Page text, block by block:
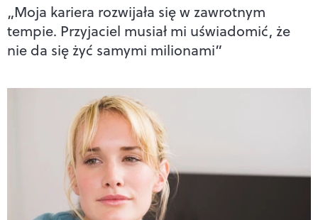
„Moja kariera rozwijała się w zawrotnym
tempie. Przyjaciel musiał mi uświadomić, że
nie da się żyć samymi milionami”